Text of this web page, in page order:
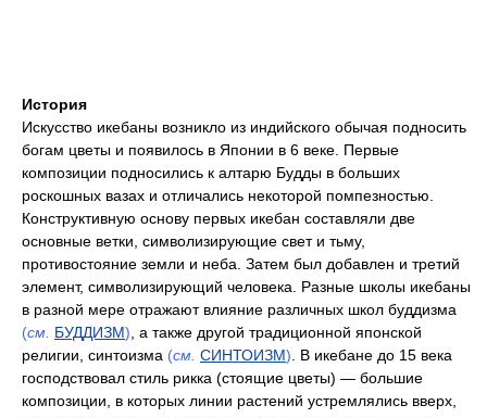
История
Искусство икебаны возникло из индийского обычая подносить
богам цветы и появилось в Японии в 6 веке. Первые
композиции подносились к алтарю Будды в больших
роскошных вазах и отличались некоторой помпезностью.
Конструктивную основу первых икебан составляли две
основные ветки, символизирующие свет и тьму,
противостояние земли и неба. Затем был добавлен и третий
элемент, символизирующий человека. Разные школы икебаны
в разной мере отражают влияние различных школ буддизма
(см. БУДДИЗМ) , а также другой традиционной японской
религии, синтоизма (см. СИНТОИЗМ) . В икебане до 15 века
господствовал стиль рикка (стоящие цветы) — большие
композиции, в которых линии растений устремлялись вверх,